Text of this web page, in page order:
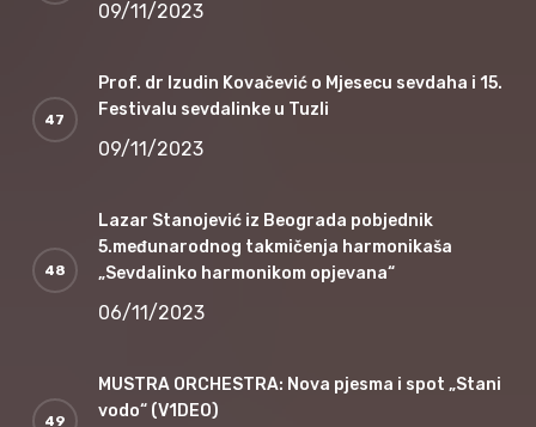
09/11/2023
Prof. dr Izudin Kovačević o Mjesecu sevdaha i 15.
Festivalu sevdalinke u Tuzli
09/11/2023
Lazar Stanojević iz Beograda pobjednik
5.međunarodnog takmičenja harmonikaša
„Sevdalinko harmonikom opjevana“
06/11/2023
MUSTRA ORCHESTRA: Nova pjesma i spot „Stani
vodo“ (V1DEO)